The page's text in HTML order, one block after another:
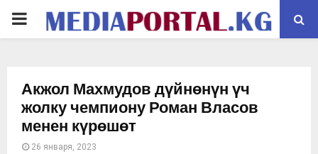
PRIMARY
Акжол Махмудов дүйнөнүн үч
жолку чемпиону Роман Власов
менен күрөшөт
26 января, 2023